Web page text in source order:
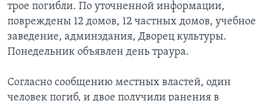
трое погибли. По уточненной информации,
повреждены 12 домов, 12 частных домов, учебное
заведение, админздания, Дворец культуры.
Понедельник объявлен день траура.
Согласно сообщению местных властей, один
человек погиб, и двое получили ранения в